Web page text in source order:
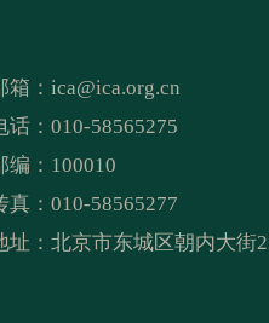
箱： ica@ica.org.cn
话：010-58565275
编：100010
真：010-58565277
址：北京市东城区朝内大街